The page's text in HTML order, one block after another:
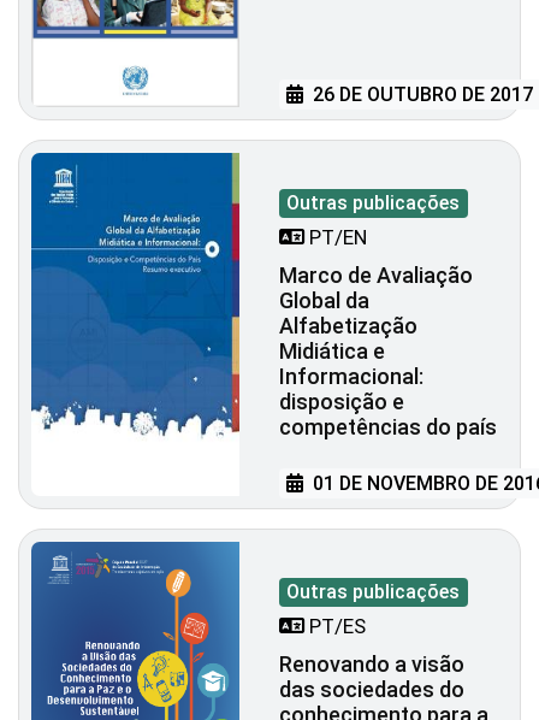
26 DE OUTUBRO DE 2017
Outras publicações
PT/EN
Marco de Avaliação
Global da
Alfabetização
Midiática e
Informacional:
disposição e
competências do país
01 DE NOVEMBRO DE
Outras publicações
PT/ES
Renovando a visão
das sociedades do
conhecimento para a